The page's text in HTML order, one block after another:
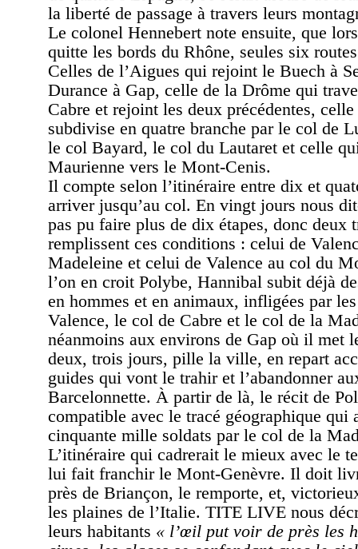
la liberté de passage à travers leurs
Le colonel Hennebert note ensuite, que
quitte les bords du Rhône, seules six
Celles de l’Aigues qui rejoint le Buech à
Durance à Gap, celle de la Drôme qui
Cabre et rejoint les deux précédentes,
subdivise en quatre branche par le col de
le col Bayard, le col du Lautaret et celle
Maurienne vers le Mont-Cenis.
Il compte selon l’itinéraire entre dix et
arriver jusqu’au col. En vingt jours nous
pas pu faire plus de dix étapes, donc deux
remplissent ces conditions : celui de
Madeleine et celui de Valence au col du
l’on en croit Polybe, Hannibal subit déjà
en hommes et en animaux, infligées par
Valence, le col de Cabre et le col de la
néanmoins aux environs de Gap où il met
deux, trois jours, pille la ville, en repart
guides qui vont le trahir et l’abandonner
Barcelonnette. À partir de là, le récit de
compatible avec le tracé géographique qui
cinquante mille soldats par le col de la
L’itinéraire qui cadrerait le mieux avec le
lui fait franchir le Mont-Genèvre. Il doit
près de Briançon, le remporte, et,
les plaines de l’Italie. TITE LIVE nous
leurs habitants « l’œil put voir de près les